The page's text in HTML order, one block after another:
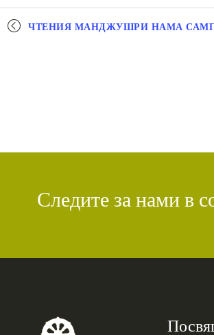
Мероприятие
ЧТЕНИЯ МАНДЖУШРИ НАМА
Следите за нами в